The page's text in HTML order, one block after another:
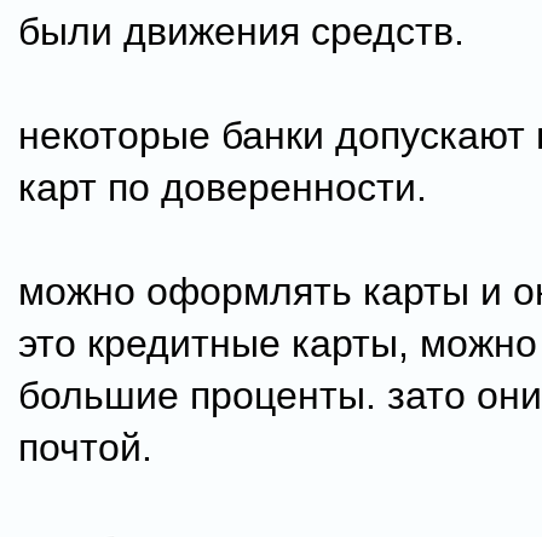
были движения средств.
некоторые банки допускают
карт по доверенности.
можно оформлять карты и
это кредитные карты,
большие проценты. зато
почтой.